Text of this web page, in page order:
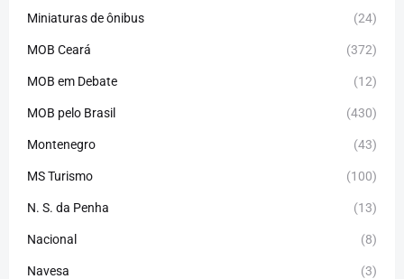
Miniaturas de ônibus (24)
MOB Ceará (372)
MOB em Debate (12)
MOB pelo Brasil (430)
Montenegro (43)
MS Turismo (100)
N. S. da Penha (13)
Nacional (8)
Navesa (3)